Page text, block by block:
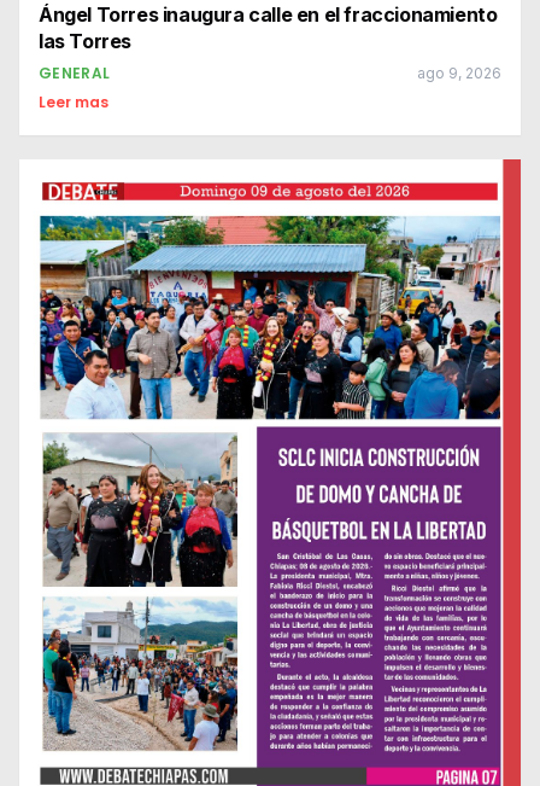
Ángel Torres inaugura calle en el fraccionamiento
las Torres
GENERAL ago 9, 2026
Leer mas